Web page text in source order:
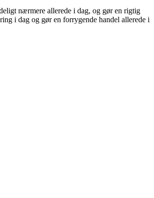
nærmere allerede i dag, og gør en rigtig
i dag og gør en forrygende handel allerede i